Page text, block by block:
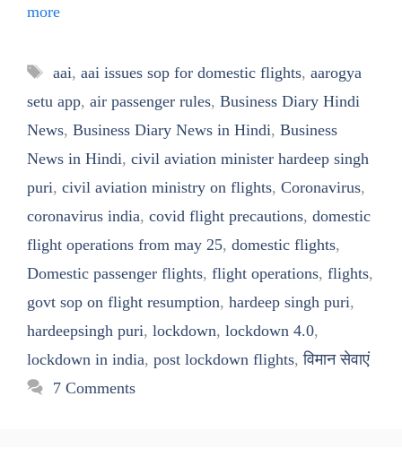
more
Tags
aai, aai issues sop for domestic flights, aarogya
setu app, air passenger rules, Business Diary Hindi
News, Business Diary News in Hindi, Business
News in Hindi, civil aviation minister hardeep singh
puri, civil aviation ministry on flights, Coronavirus,
coronavirus india, covid flight precautions, domestic
flight operations from may 25, domestic flights,
Domestic passenger flights, flight operations, flights,
govt sop on flight resumption, hardeep singh puri,
hardeepsingh puri, lockdown, lockdown 4.0,
lockdown in india, post lockdown flights,विमान सेवाएं
7 Comments